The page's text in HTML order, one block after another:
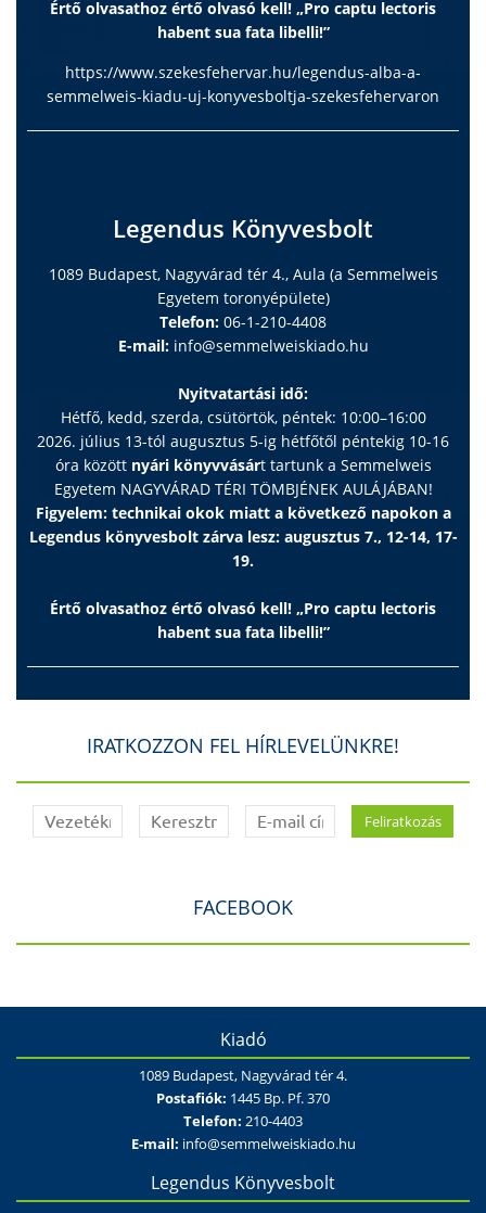
Értő olvasathoz értő olvasó kell! „Pro captu lectoris
habent sua fata libelli!”
https://www.szekesfehervar.hu/legendus-alba-a-
semmelweis-kiadu-uj-konyvesboltja-szekesfehervaron
Legendus Könyvesbolt
1089 Budapest, Nagyvárad tér 4., Aula (a Semmelweis
Egyetem toronyépülete)
Telefon: 06-1-210-4408
E-mail: info@semmelweiskiado.hu
Nyitvatartási idő:
Hétfő, kedd, szerda, csütörtök, péntek: 10:00–16:00
2026. július 13-tól augusztus 5-ig hétfőtől péntekig 10-16
óra között nyári könyvvásárt tartunk a Semmelweis
Egyetem NAGYVÁRAD TÉRI TÖMBJÉNEK AULÁJÁBAN!
Figyelem: technikai okok miatt a következő napokon a
Legendus könyvesbolt zárva lesz: augusztus 7., 12-14, 17-
19.
Értő olvasathoz értő olvasó kell! „Pro captu lectoris
habent sua fata libelli!”
IRATKOZZON FEL HÍRLEVELÜNKRE!
FACEBOOK
Kiadó
1089 Budapest, Nagyvárad tér 4.
Postafiók: 1445 Bp. Pf. 370
Telefon: 210-4403
E-mail: info@semmelweiskiado.hu
Legendus Könyvesbolt